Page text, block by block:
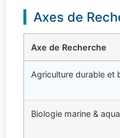
Axes de
Axe de Recherche
Agriculture durable et
Biologie marine &